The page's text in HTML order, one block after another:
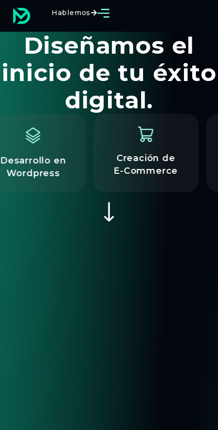
Hablemos
Diseñamos el
inicio de tu éxito
digital.
Creación de
E-Commerce